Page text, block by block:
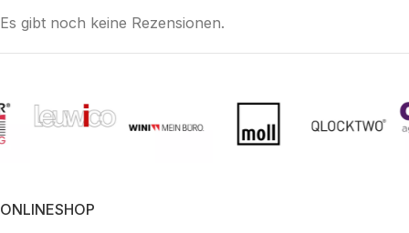
Es gibt noch keine Rezensionen.
ONLINESHOP